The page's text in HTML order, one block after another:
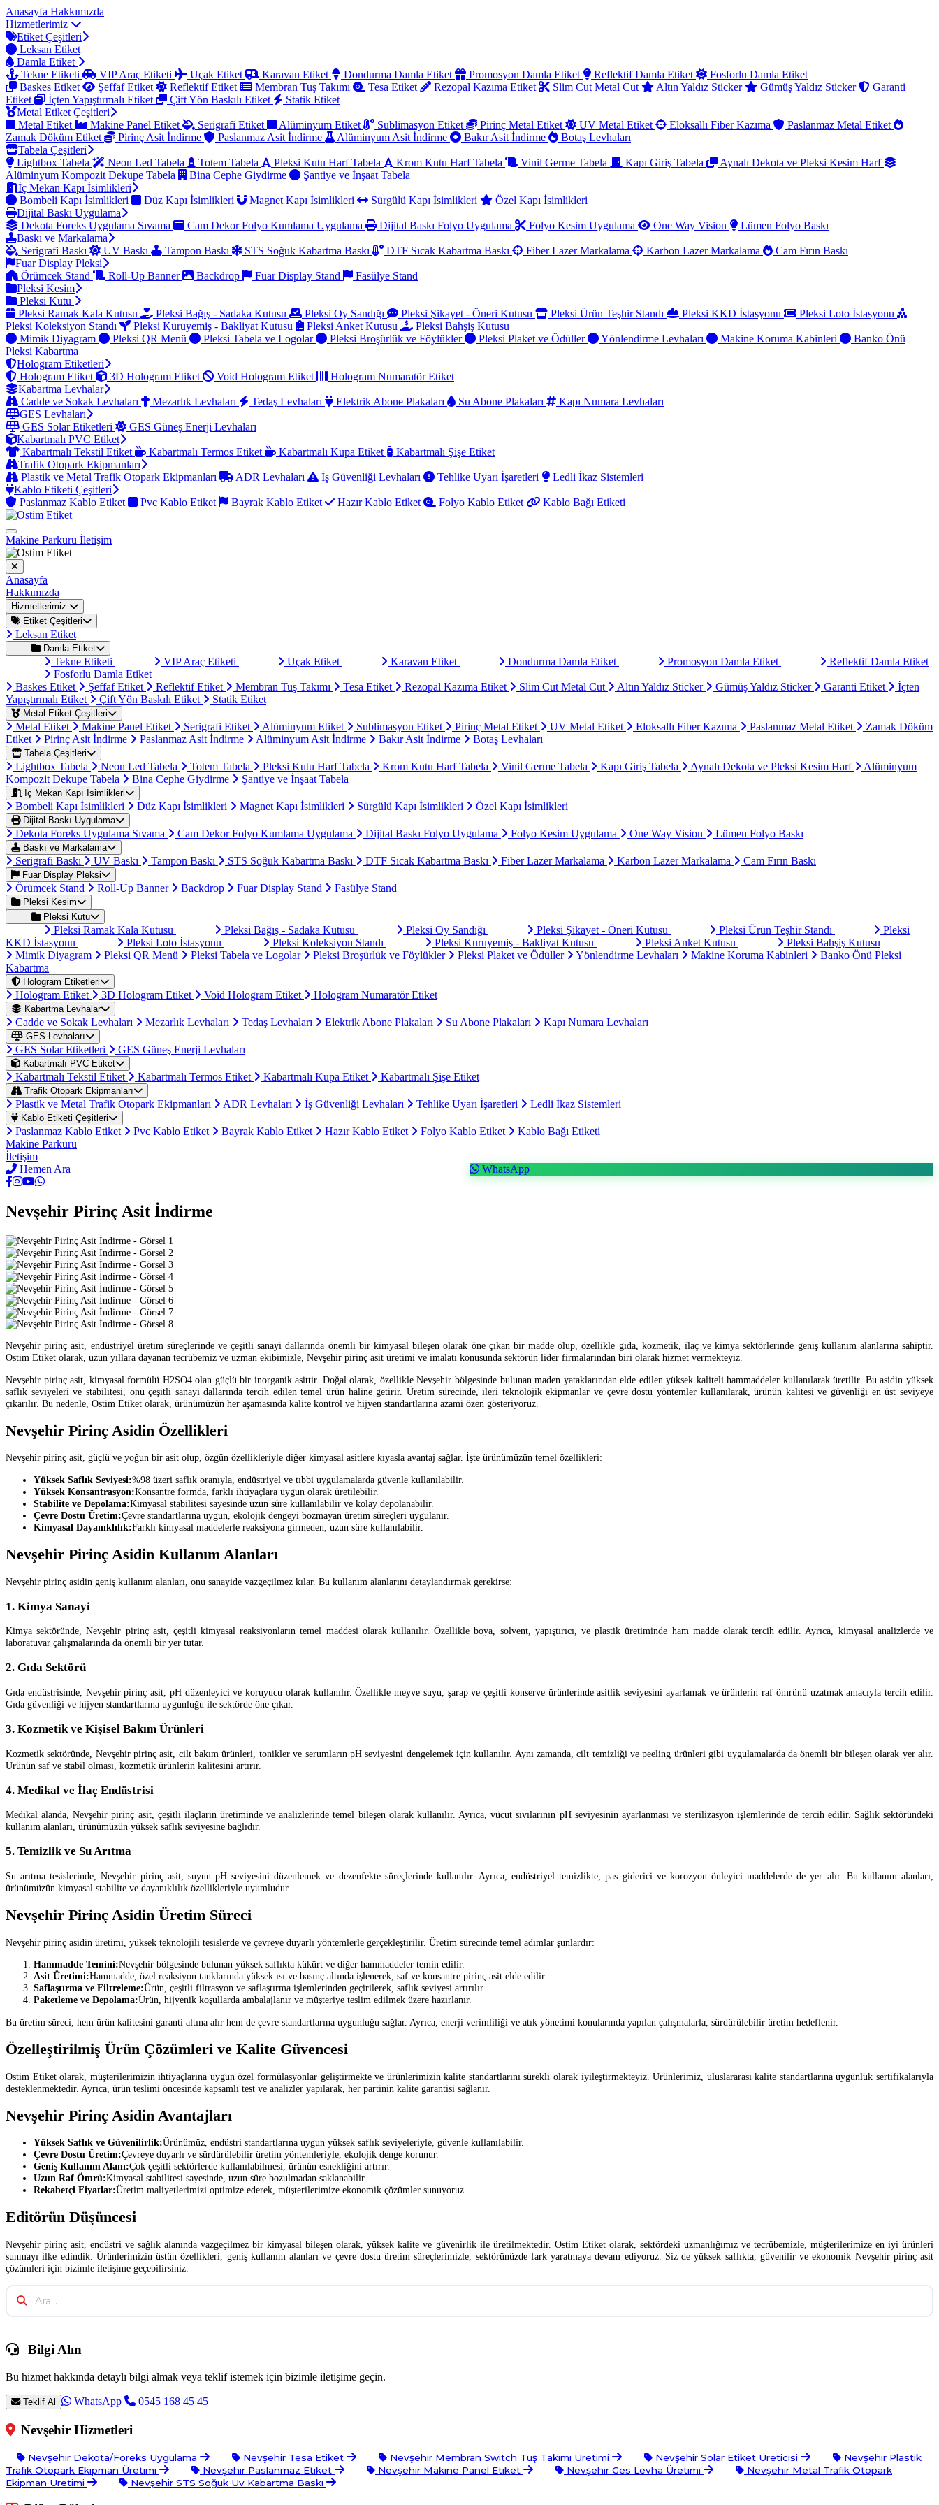
Anasayfa Hakkımızda
Hizmetlerimiz
Etiket Çeşitleri
Leksan Etiket
Damla Etiket
Tekne Etiketi
VIP Araç Etiketi Uçak Etiket Karavan Etiket Dondurma Damla Etiket Promosyon Damla Etiket Reflektif Damla Etiket
Fosforlu Damla Etiket
Baskes Etiket
Şeffaf Etiket Reflektif Etiket Membran Tuş Takımı Tesa Etiket Rezopal Kazıma Etiket Slim Cut Metal Cut Altın Yaldız Sticker Gümüş Yaldız Sticker
Garanti
Etiket
İçten Yapıştırmalı Etiket Çift Yön Baskılı Etiket
Statik Etiket
Metal Etiket Çeşitleri
Metal Etiket
Makine Panel Etiket Serigrafi Etiket Alüminyum Etiket Sublimasyon Etiket Pirinç Metal Etiket UV Metal Etiket Eloksallı Fiber Kazıma
Paslanmaz Metal Etiket
Zamak Döküm Etiket
Pirinç Asit İndirme Paslanmaz Asit İndirme Alüminyum Asit İndirme Bakır Asit İndirme
Botaş Levhaları
Tabela Çeşitleri
Lightbox Tabela
Neon Led Tabela Totem Tabela Pleksi Kutu Harf Tabela Krom Kutu Harf Tabela Vinil Germe Tabela Kapı Giriş Tabela
Aynalı Dekota ve Pleksi Kesim Harf
Alüminyum Kompozit Dekupe Tabela
Bina Cephe Giydirme
Şantiye ve İnşaat Tabela
İç Mekan Kapı İsimlikleri
Bombeli Kapı İsimlikleri
Düz Kapı İsimlikleri Magnet Kapı İsimlikleri Sürgülü Kapı İsimlikleri
Özel Kapı İsimlikleri
Dijital Baskı Uygulama
Dekota Foreks Uygulama Sıvama
Cam Dekor Folyo Kumlama Uygulama Dijital Baskı Folyo Uygulama Folyo Kesim Uygulama One Way Vision
Lümen Folyo Baskı
Baskı ve Markalama
Serigrafi Baskı
UV Baskı Tampon Baskı STS Soğuk Kabartma Baskı DTF Sıcak Kabartma Baskı Fiber Lazer Markalama Karbon Lazer Markalama
Cam Fırın Baskı
Fuar Display Pleksi
Örümcek Stand
Roll-Up Banner Backdrop Fuar Display Stand
Fasülye Stand
Pleksi Kesim
Pleksi Kutu
Pleksi Ramak Kala Kutusu
Pleksi Bağış - Sadaka Kutusu Pleksi Oy Sandığı Pleksi Şikayet - Öneri Kutusu Pleksi Ürün Teşhir Standı Pleksi KKD İstasyonu
Pleksi Loto İstasyonu
Pleksi Koleksiyon Standı
Pleksi Kuruyemiş - Bakliyat Kutusu Pleksi Anket Kutusu
Pleksi Bahşiş Kutusu
Mimik Diyagram
Pleksi QR Menü Pleksi Tabela ve Logolar Pleksi Broşürlük ve Föylükler Pleksi Plaket ve Ödüller Yönlendirme Levhaları Makine Koruma Kabinleri
Banko Önü
Pleksi Kabartma
Hologram Etiketleri
Hologram Etiket
3D Hologram Etiket Void Hologram Etiket
Hologram Numaratör Etiket
Kabartma Levhalar
Cadde ve Sokak Levhaları
Mezarlık Levhaları Tedaş Levhaları Elektrik Abone Plakaları Su Abone Plakaları
Kapı Numara Levhaları
GES Levhaları
GES Solar Etiketleri
GES Güneş Enerji Levhaları
Kabartmalı PVC Etiket
Kabartmalı Tekstil Etiket
Kabartmalı Termos Etiket Kabartmalı Kupa Etiket
Kabartmalı Şişe Etiket
Trafik Otopark Ekipmanları
Plastik ve Metal Trafik Otopark Ekipmanları
ADR Levhaları İş Güvenliği Levhaları Tehlike Uyarı İşaretleri
Ledli İkaz Sistemleri
Kablo Etiketi Çeşitleri
Paslanmaz Kablo Etiket
Pvc Kablo Etiket Bayrak Kablo Etiket Hazır Kablo Etiket Folyo Kablo Etiket Kablo Bağı Etiketi
Makine Parkuru İletişim
Anasayfa
Hakkımızda
Hizmetlerimiz
Etiket Çeşitleri
Leksan Etiket
Damla Etiket
Tekne Etiketi VIP Araç Etiketi Uçak Etiket Karavan Etiket Dondurma Damla Etiket Promosyon Damla Etiket
Reflektif Damla Etiket
Fosforlu Damla Etiket
Baskes Etiket
Şeffaf Etiket Reflektif Etiket Membran Tuş Takımı Tesa Etiket Rezopal Kazıma Etiket Slim Cut Metal Cut Altın Yaldız Sticker Gümüş Yaldız Sticker Garanti Etiket
İçten
Yapıştırmalı Etiket
Çift Yön Baskılı Etiket Statik Etiket
Metal Etiket Çeşitleri
Metal Etiket Makine Panel Etiket Serigrafi Etiket Alüminyum Etiket Sublimasyon Etiket Pirinç Metal Etiket UV Metal Etiket Eloksallı Fiber Kazıma Paslanmaz Metal Etiket
Zamak Döküm
Etiket
Pirinç Asit İndirme Paslanmaz Asit İndirme Alüminyum Asit İndirme Bakır Asit İndirme Botaş Levhaları
Tabela Çeşitleri
Lightbox Tabela Neon Led Tabela Totem Tabela Pleksi Kutu Harf Tabela Krom Kutu Harf Tabela Vinil Germe Tabela Kapı Giriş Tabela Aynalı Dekota ve Pleksi Kesim Harf
Alüminyum
Kompozit Dekupe Tabela
Bina Cephe Giydirme Şantiye ve İnşaat Tabela
İç Mekan Kapı İsimlikleri
Bombeli Kapı İsimlikleri Düz Kapı İsimlikleri Magnet Kapı İsimlikleri Sürgülü Kapı İsimlikleri Özel Kapı İsimlikleri
Dijital Baskı Uygulama
Dekota Foreks Uygulama Sıvama Cam Dekor Folyo Kumlama Uygulama Dijital Baskı Folyo Uygulama Folyo Kesim Uygulama One Way Vision Lümen Folyo Baskı
Baskı ve Markalama
Serigrafi Baskı UV Baskı Tampon Baskı STS Soğuk Kabartma Baskı DTF Sıcak Kabartma Baskı Fiber Lazer Markalama Karbon Lazer Markalama Cam Fırın Baskı
Fuar Display Pleksi
Örümcek Stand Roll-Up Banner Backdrop Fuar Display Stand Fasülye Stand
Pleksi Kesim
Pleksi Kutu
Pleksi Ramak Kala Kutusu Pleksi Bağış - Sadaka Kutusu Pleksi Oy Sandığı Pleksi Şikayet - Öneri Kutusu Pleksi Ürün Teşhir Standı
Pleksi
KKD İstasyonu
Pleksi Loto İstasyonu Pleksi Koleksiyon Standı Pleksi Kuruyemiş - Bakliyat Kutusu Pleksi Anket Kutusu
Pleksi Bahşiş Kutusu
Mimik Diyagram
Pleksi QR Menü Pleksi Tabela ve Logolar Pleksi Broşürlük ve Föylükler Pleksi Plaket ve Ödüller Yönlendirme Levhaları Makine Koruma Kabinleri
Banko Önü Pleksi
Kabartma
Hologram Etiketleri
Hologram Etiket 3D Hologram Etiket Void Hologram Etiket Hologram Numaratör Etiket
Kabartma Levhalar
Cadde ve Sokak Levhaları Mezarlık Levhaları Tedaş Levhaları Elektrik Abone Plakaları Su Abone Plakaları Kapı Numara Levhaları
GES Levhaları
GES Solar Etiketleri GES Güneş Enerji Levhaları
Kabartmalı PVC Etiket
Kabartmalı Tekstil Etiket Kabartmalı Termos Etiket Kabartmalı Kupa Etiket Kabartmalı Şişe Etiket
Trafik Otopark Ekipmanları
Plastik ve Metal Trafik Otopark Ekipmanları ADR Levhaları İş Güvenliği Levhaları Tehlike Uyarı İşaretleri Ledli İkaz Sistemleri
Kablo Etiketi Çeşitleri
Paslanmaz Kablo Etiket Pvc Kablo Etiket Bayrak Kablo Etiket Hazır Kablo Etiket Folyo Kablo Etiket
Kablo Bağı Etiketi
Makine Parkuru
İletişim
Hemen Ara
WhatsApp
Nevşehir Pirinç Asit İndirme
Nevşehir pirinç asit, endüstriyel üretim süreçlerinde ve çeşitli sanayi dallarında önemli bir kimyasal bileşen olarak öne çıkan bir madde olup, özellikle gıda, kozmetik, ilaç ve kimya sektörlerinde geniş kullanım alanlarına sahiptir.
Ostim Etiket olarak, uzun yıllara dayanan tecrübemiz ve uzman ekibimizle, Nevşehir pirinç asit üretimi ve imalatı konusunda sektörün lider firmalarından biri olarak hizmet vermekteyiz.
Nevşehir pirinç asit, kimyasal formülü H2SO4 olan güçlü bir inorganik asittir. Doğal olarak, özellikle Nevşehir bölgesinde bulunan maden yataklarından elde edilen yüksek kaliteli hammaddeler kullanılarak üretilir. Bu asidin yüksek
saflık seviyeleri ve stabilitesi, onu çeşitli sanayi dallarında tercih edilen temel ürün haline getirir. Üretim sürecinde, ileri teknolojik ekipmanlar ve çevre dostu yöntemler kullanılarak, ürünün kalitesi ve güvenliği en üst seviyeye
çıkarılır. Bu nedenle, Ostim Etiket olarak, ürünümüzün her aşamasında kalite kontrol ve hijyen standartlarına azami özen gösteriyoruz.
Nevşehir Pirinç Asidin Özellikleri
Nevşehir pirinç asit, güçlü ve yoğun bir asit olup, özgün özellikleriyle diğer kimyasal asitlere kıyasla avantaj sağlar. İşte ürünümüzün temel özellikleri:
Yüksek Saflık Seviyesi:%98 üzeri saflık oranıyla, endüstriyel ve tıbbi uygulamalarda güvenle kullanılabilir.
Yüksek Konsantrasyon:Konsantre formda, farklı ihtiyaçlara uygun olarak üretilebilir.
Stabilite ve Depolama:Kimyasal stabilitesi sayesinde uzun süre kullanılabilir ve kolay depolanabilir.
Çevre Dostu Üretim:Çevre standartlarına uygun, ekolojik dengeyi bozmayan üretim süreçleri uygulanır.
Kimyasal Dayanıklılık:Farklı kimyasal maddelerle reaksiyona girmeden, uzun süre kullanılabilir.
Nevşehir Pirinç Asidin Kullanım Alanları
Nevşehir pirinç asidin geniş kullanım alanları, onu sanayide vazgeçilmez kılar. Bu kullanım alanlarını detaylandırmak gerekirse:
1. Kimya Sanayi
Kimya sektöründe, Nevşehir pirinç asit, çeşitli kimyasal reaksiyonların temel maddesi olarak kullanılır. Özellikle boya, solvent, yapıştırıcı, ve plastik üretiminde ham madde olarak tercih edilir. Ayrıca, kimyasal analizlerde ve
laboratuvar çalışmalarında da önemli bir yer tutar.
2. Gıda Sektörü
Gıda endüstrisinde, Nevşehir pirinç asit, pH düzenleyici ve koruyucu olarak kullanılır. Özellikle meyve suyu, şarap ve çeşitli konserve ürünlerinde asitlik seviyesini ayarlamak ve ürünlerin raf ömrünü uzatmak amacıyla tercih edilir.
Gıda güvenliği ve hijyen standartlarına uygunluğu ile sektörde öne çıkar.
3. Kozmetik ve Kişisel Bakım Ürünleri
Kozmetik sektöründe, Nevşehir pirinç asit, cilt bakım ürünleri, tonikler ve serumların pH seviyesini dengelemek için kullanılır. Aynı zamanda, cilt temizliği ve peeling ürünleri gibi uygulamalarda da önemli bir bileşen olarak yer alır.
Ürünün saf ve stabil olması, kozmetik ürünlerin kalitesini artırır.
4. Medikal ve İlaç Endüstrisi
Medikal alanda, Nevşehir pirinç asit, çeşitli ilaçların üretiminde ve analizlerinde temel bileşen olarak kullanılır. Ayrıca, vücut sıvılarının pH seviyesinin ayarlanması ve sterilizasyon işlemlerinde de tercih edilir. Sağlık sektöründeki
kullanım alanları, ürünümüzün yüksek saflık seviyesine bağlıdır.
5. Temizlik ve Su Arıtma
Su arıtma tesislerinde, Nevşehir pirinç asit, suyun pH seviyesini düzenlemek ve dezenfekte süreçlerinde kullanılır. Ayrıca, endüstriyel temizlikte, pas giderici ve korozyon önleyici maddelerde de yer alır. Bu kullanım alanları,
ürünümüzün kimyasal stabilite ve dayanıklılık özellikleriyle uyumludur.
Nevşehir Pirinç Asidin Üretim Süreci
Nevşehir pirinç asidin üretimi, yüksek teknolojili tesislerde ve çevreye duyarlı yöntemlerle gerçekleştirilir. Üretim sürecinde temel adımlar şunlardır:
Hammadde Temini:Nevşehir bölgesinde bulunan yüksek saflıkta kükürt ve diğer hammaddeler temin edilir.
Asit Üretimi:Hammadde, özel reaksiyon tanklarında yüksek ısı ve basınç altında işlenerek, saf ve konsantre pirinç asit elde edilir.
Saflaştırma ve Filtreleme:Ürün, çeşitli filtrasyon ve saflaştırma işlemlerinden geçirilerek, saflık seviyesi artırılır.
Paketleme ve Depolama:Ürün, hijyenik koşullarda ambalajlanır ve müşteriye teslim edilmek üzere hazırlanır.
Bu üretim süreci, hem ürün kalitesini garanti altına alır hem de çevre standartlarına uygunluğu sağlar. Ayrıca, enerji verimliliği ve atık yönetimi konularında yapılan çalışmalarla, sürdürülebilir üretim hedeflenir.
Özelleştirilmiş Ürün Çözümleri ve Kalite Güvencesi
Ostim Etiket olarak, müşterilerimizin ihtiyaçlarına uygun özel formülasyonlar geliştirmekte ve ürünlerimizin kalite standartlarını sürekli olarak iyileştirmekteyiz. Ürünlerimiz, uluslararası kalite standartlarına uygunluk sertifikalarıyla
desteklenmektedir. Ayrıca, ürün teslimi öncesinde kapsamlı test ve analizler yapılarak, her partinin kalite garantisi sağlanır.
Nevşehir Pirinç Asidin Avantajları
Yüksek Saflık ve Güvenilirlik:Ürünümüz, endüstri standartlarına uygun yüksek saflık seviyeleriyle, güvenle kullanılabilir.
Çevre Dostu Üretim:Çevreye duyarlı ve sürdürülebilir üretim yöntemleriyle, ekolojik denge korunur.
Geniş Kullanım Alanı:Çok çeşitli sektörlerde kullanılabilmesi, ürünün esnekliğini artırır.
Uzun Raf Ömrü:Kimyasal stabilitesi sayesinde, uzun süre bozulmadan saklanabilir.
Rekabetçi Fiyatlar:Üretim maliyetlerimizi optimize ederek, müşterilerimize ekonomik çözümler sunuyoruz.
Editörün Düşüncesi
Nevşehir pirinç asit, endüstri ve sağlık alanında vazgeçilmez bir kimyasal bileşen olarak, yüksek kalite ve güvenirlik ile üretilmektedir. Ostim Etiket olarak, sektördeki uzmanlığımız ve tecrübemizle, müşterilerimize en iyi ürünleri
sunmayı ilke edindik. Ürünlerimizin üstün özellikleri, geniş kullanım alanları ve çevre dostu üretim süreçlerimizle, sektörünüzde fark yaratmaya devam ediyoruz. Siz de yüksek saflıkta, güvenilir ve ekonomik Nevşehir pirinç asit
çözümleri için bizimle iletişime geçebilirsiniz.
Bilgi Alın
Bu hizmet hakkında detaylı bilgi almak veya teklif istemek için bizimle iletişime geçin.
Teklif Al WhatsApp 0545 168 45 45
Nevşehir Hizmetleri
Nevşehir Dekota/Foreks Uygulama Nevşehir Tesa Etiket Nevşehir Membran Switch Tuş Takımı Üretimi Nevşehir Solar Etiket Üreticisi
Nevşehir Plastik
Trafik Otopark Ekipman Üretimi
Nevşehir Paslanmaz Etiket Nevşehir Makine Panel Etiket Nevşehir Ges Levha Üretimi
Nevşehir Metal Trafik Otopark
Ekipman Üretimi
Nevşehir STS Soğuk Uv Kabartma Baskı